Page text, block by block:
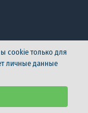
cookie только для
личные данные